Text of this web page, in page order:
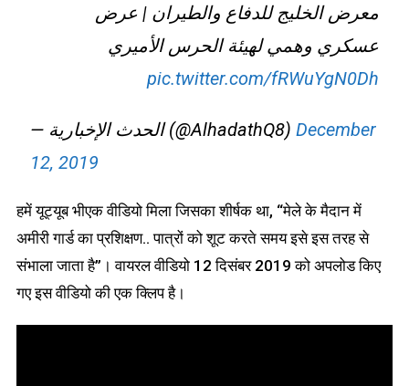
معرض الخليج للدفاع والطيران | عرض
عسكري وهمي لهيئة الحرس الأميري
pic.twitter.com/fRWuYgN0Dh
— الحدث الإخبارية (@AlhadathQ8) December
12, 2019
हमें यूट्यूब भीएक वीडियो मिला जिसका शीर्षक था, “मेले के मैदान में
अमीरी गार्ड का प्रशिक्षण.. पात्रों को शूट करते समय इसे इस तरह से
संभाला जाता है”। वायरल वीडियो 12 दिसंबर 2019 को अपलोड किए
गए इस वीडियो की एक क्लिप है।